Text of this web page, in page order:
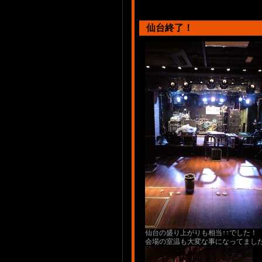
仙台終了！
仙台の盛り上がりも相当↑↑でした！
会場の室温も大変な事になってまし